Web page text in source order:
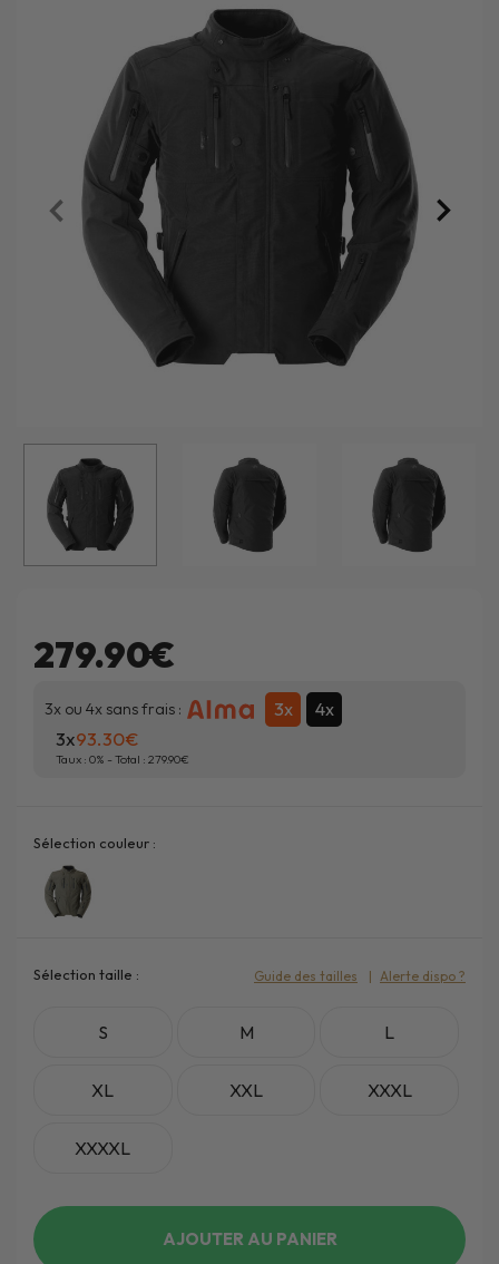
279.90€
3x ou 4x sans frais : 3x 4x
3x93.30
Taux : 0% - Total : 279.90
Sélection couleur :
Sélection taille :
S M L
XL XXL XXXL
XXXXL
Guide des tailles Alerte dispo ?
AJOUTER AU PANIER